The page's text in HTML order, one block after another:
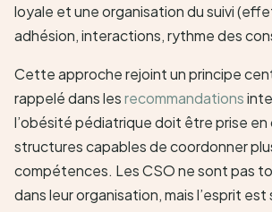
loyale et une organisation du suivi
adhésion, interactions, rythme des
Cette approche rejoint un principe
rappelé dans lesrecommandations
l’obésité pédiatrique doit être prise en
structures capables de coordonner
compétences. Les CSO ne sont pas
dans leur organisation, mais l’esprit est